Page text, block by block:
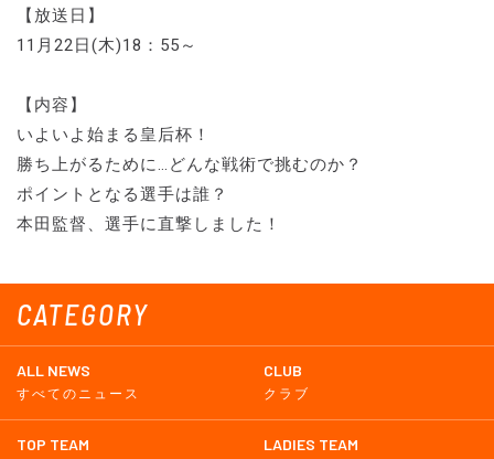
CATEGORY
ALL NEWS
すべてのニュース
CLUB
クラブ
TOP TEAM LADIES TEAM
【放送日】
11月22日(木)18：55～
【内容】
いよいよ始まる皇后杯！
勝ち上がるために…どんな戦術で挑むのか？
ポイントとなる選手は誰？
本田監督、選手に直撃しました！